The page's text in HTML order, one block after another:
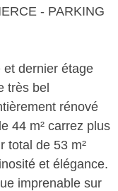
- PARKING
et dernier étage
très bel
rénové
44 m² carrez plus
total de 53 m²
et élégance.
imprenable sur